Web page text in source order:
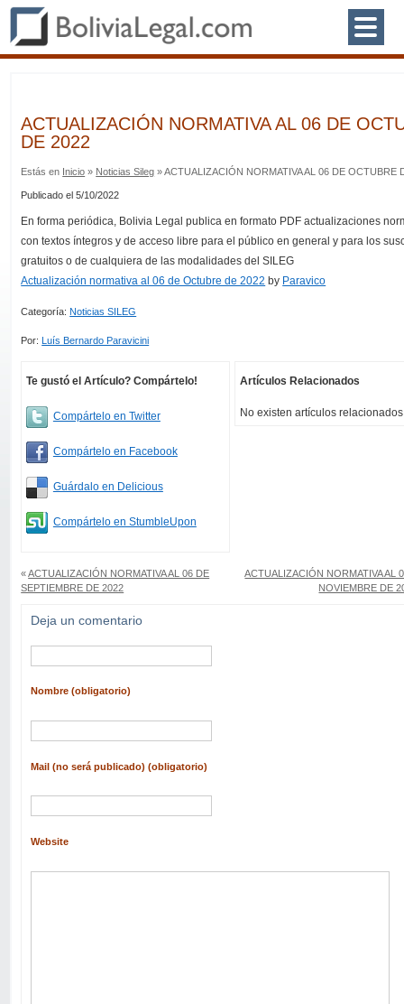
ACTUALIZACIÓN NORMATIVA AL 06 DE
DE 2022
Estás en Inicio » Noticias Sileg » ACTUALIZACIÓN NORMATIVA AL 06 DE OCTUBRE
Publicado el 5/10/2022
En forma periódica, Bolivia Legal publica en formato PDF actualizaciones
con textos íntegros y de acceso libre para el público en general y para los
gratuitos o de cualquiera de las modalidades del SILEG
Actualización normativa al 06 de Octubre de 2022 by Paravico
Categoría: Noticias SILEG
Por: Luís Bernardo Paravicini
Te gustó el Artículo? Compártelo!
Compártelo en Twitter
Compártelo en Facebook
Guárdalo en Delicious
Compártelo en StumbleUpon
Artículos Relacionados
No existen artículos
«ACTUALIZACIÓN NORMATIVA AL 06 DE
SEPTIEMBRE DE 2022
ACTUALIZACIÓN NORMATIVA AL
NOVIEMBRE DE
Deja un comentario
Nombre (obligatorio)
Mail (no será publicado) (obligatorio)
Website